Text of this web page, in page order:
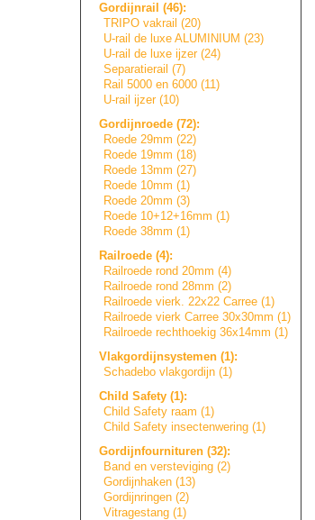
Gordijnrail (46):
TRIPO vakrail (20)
U-rail de luxe ALUMINIUM (23)
U-rail de luxe ijzer (24)
Separatierail (7)
Rail 5000 en 6000 (11)
U-rail ijzer (10)
Gordijnroede (72):
Roede 29mm (22)
Roede 19mm (18)
Roede 13mm (27)
Roede 10mm (1)
Roede 20mm (3)
Roede 10+12+16mm (1)
Roede 38mm (1)
Railroede (4):
Railroede rond 20mm (4)
Railroede rond 28mm (2)
Railroede vierk. 22x22 Carree (1)
Railroede vierk Carree 30x30mm (1)
Railroede rechthoekig 36x14mm (1)
Vlakgordijnsystemen (1):
Schadebo vlakgordijn (1)
Child Safety (1):
Child Safety raam (1)
Child Safety insectenwering (1)
Gordijnfournituren (32):
Band en versteviging (2)
Gordijnhaken (13)
Gordijnringen (2)
Vitragestang (1)